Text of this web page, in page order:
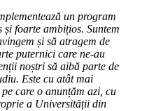
un program
și foarte ambițios. Suntem
și să atragem de
puternici care ne-au
noștri să aibă parte de
Este cu atât mai
care o anunțăm azi, cu
a Universității din